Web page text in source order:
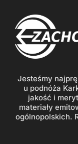
Jesteśmy
u podnóża
jakość i
materiały
ogólnopolskich.